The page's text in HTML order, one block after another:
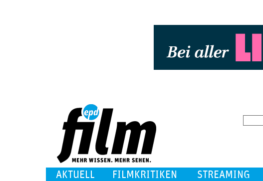
AKTUELL FILMKRITIKEN STREAMING